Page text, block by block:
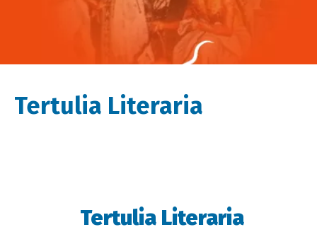
Tertulia Literaria
DescripciónTertulia Literaria